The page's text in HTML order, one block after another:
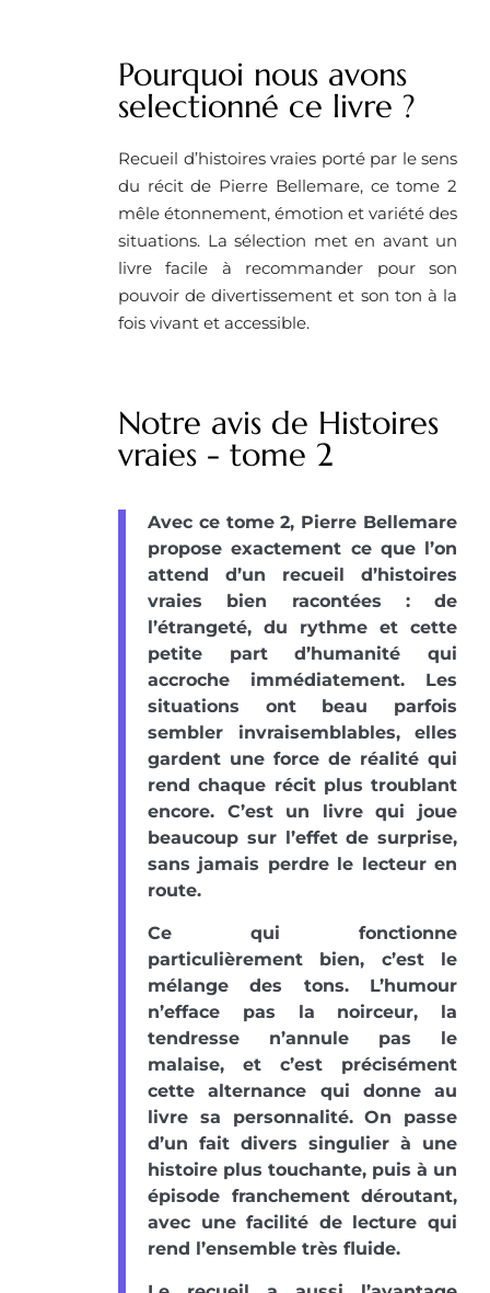
Pourquoi nous avons
selectionné ce livre ? ​
Recueil d’histoires vraies porté par le sens
du récit de Pierre Bellemare, ce tome 2
mêle étonnement, émotion et variété des
situations. La sélection met en avant un
livre facile à recommander pour son
pouvoir de divertissement et son ton à la
fois vivant et accessible.
Notre avis de Histoires
vraies - tome 2
Avec ce tome 2, Pierre Bellemare
propose exactement ce que l’on
attend d’un recueil d’histoires
vraies bien racontées : de
l’étrangeté, du rythme et cette
petite part d’humanité qui
accroche immédiatement. Les
situations ont beau parfois
sembler invraisemblables, elles
gardent une force de réalité qui
rend chaque récit plus troublant
encore. C’est un livre qui joue
beaucoup sur l’effet de surprise,
sans jamais perdre le lecteur en
route.
Ce qui fonctionne
particulièrement bien, c’est le
mélange des tons. L’humour
n’efface pas la noirceur, la
tendresse n’annule pas le
malaise, et c’est précisément
cette alternance qui donne au
livre sa personnalité. On passe
d’un fait divers singulier à une
histoire plus touchante, puis à un
épisode franchement déroutant,
avec une facilité de lecture qui
rend l’ensemble très fluide.